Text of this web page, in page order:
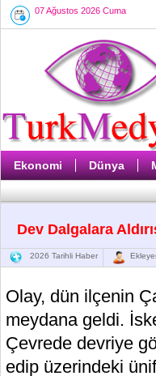
07 Ağustos 2026 Cuma
Ekonomi Dünya
Dev Dalgalara
2026 Tarihli Haber
Olay, dün ilçenin
meydana geldi.
Çevrede devriye
edip üzerindeki